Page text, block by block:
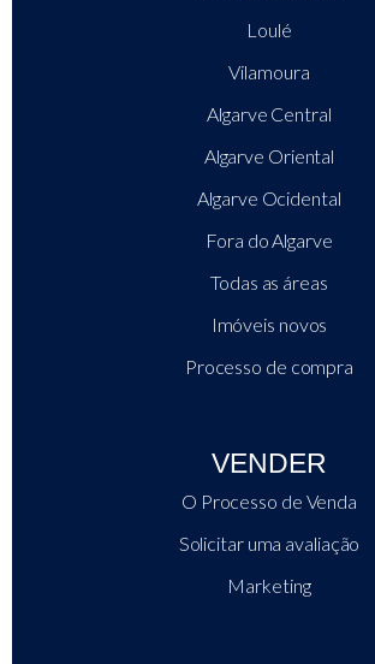
Loulé
Vilamoura
Algarve Central
Algarve Oriental
Algarve Ocidental
Fora do Algarve
Todas as áreas
Imóveis novos
Processo de compra
VENDER
O Processo de Venda
Solicitar uma avaliação
Marketing